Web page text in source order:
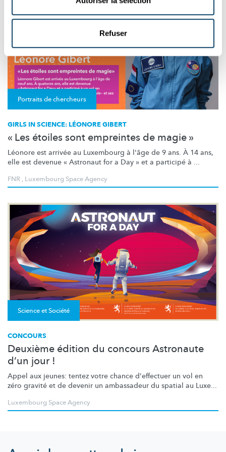
Refuser
Portraits de chercheurs
GIRLS IN SCIENCE: LÉONORE GIBERT
« Les étoiles sont empreintes de magie »
Léonore est arrivée au Luxembourg à l'âge de 9 ans. À 14 ans,
elle est devenue « Astronaut for a Day » et a participé à ...
FNR , Luxembourg Space Agency
Science et Société
CONCOURS
Deuxième édition du concours Astronaute
d’un jour !
Appel aux jeunes: tentez votre chance d'effectuer un vol en
zéro gravité et de devenir un ambassadeur du spatial au Luxe...
Luxembourg Space Agency